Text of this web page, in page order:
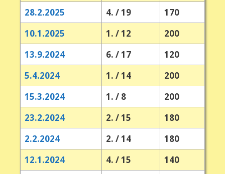
28.2.2025
4. / 19
170
10.1.2025
1. / 12
200
13.9.2024
6. / 17
120
5.4.2024
1. / 14
200
15.3.2024
1. / 8
200
23.2.2024
2. / 15
180
2.2.2024
2. / 14
180
12.1.2024
4. / 15
140